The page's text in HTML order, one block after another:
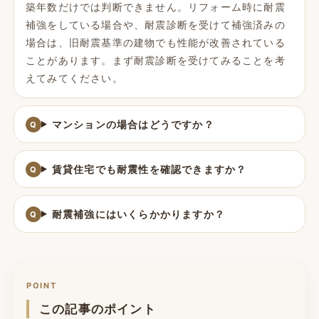
築年数だけでは判断できません。リフォーム時に耐震
補強をしている場合や、耐震診断を受けて補強済みの
場合は、旧耐震基準の建物でも性能が改善されている
ことがあります。まず耐震診断を受けてみることを考
えてみてください。
マンションの場合はどうですか？
賃貸住宅でも耐震性を確認できますか？
耐震補強にはいくらかかりますか？
POINT
この記事のポイント